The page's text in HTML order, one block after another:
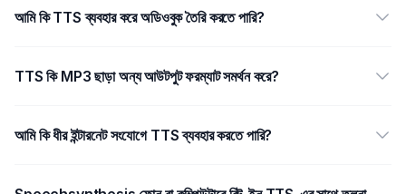
আমি কি TTS ব্যবহার করে অডিওবুক তৈরি করতে পারি?
TTS কি MP3 ছাড়া অন্য আউটপুট ফরম্যাট সমর্থন করে?
আমি কি ধীর ইন্টারনেট সংযোগে TTS ব্যবহার করতে পারি?